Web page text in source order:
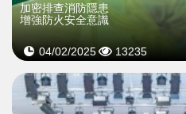
加密排查消防隱患
增強防火安全意識
04/02/2025 13235